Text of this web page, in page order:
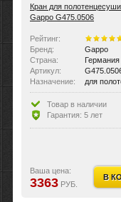
Кран для
Gappo G475.0506
Рейтинг:
Бренд:
Gappo
Страна:
Германия
Артикул:
Назначение:
для
Размер:
3/4"Мx1"F
Цвет:
хром
Цвет:
Хром
Стилистика дизайна:
Товар в наличии
Гарантия: 5 лет
Ваша цена:
3363 РУБ.
В